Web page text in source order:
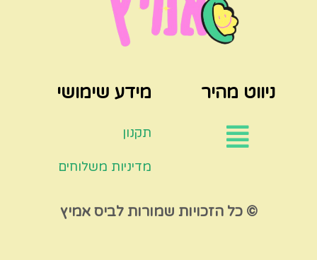
ניווט מהיר מידע שימושי
תקנון
מדיניות משלוחים
© כל הזכויות שמורות לביס אמיץ